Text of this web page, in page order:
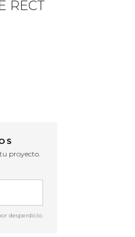
RECT
proyecto.
desperdicio.